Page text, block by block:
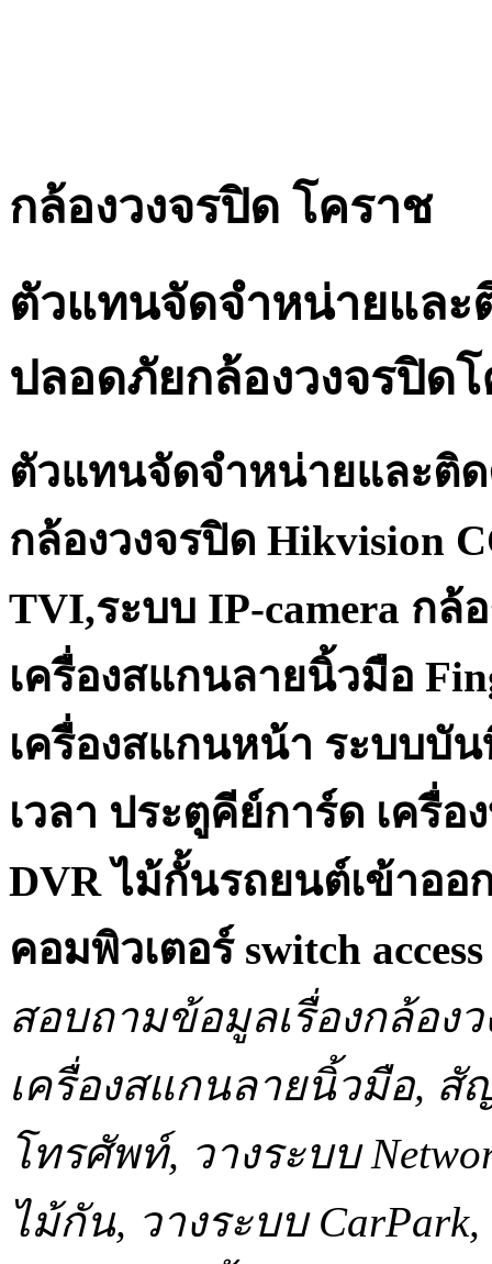
กล้องวงจรปิด โคราช
ตัวแทนจัดจำหน่ายและ
ปลอดภัยกล้องวงจรปิด
ตัวแทนจัดจำหน่ายและติ
กล้องวงจรปิด Hikvision
TVI,ระบบ IP-camera กล้
เครื่องสแกนลายนิ้วมือ
เครื่องสแกนหน้า ระบบบัน
เวลา ประตูคีย์การ์ด เครื่
DVR ไม้กั้นรถยนต์เข้าออ
คอมพิวเตอร์ switch
สอบถามข้อมูลเรื่องกล้อง
เครื่องสแกนลายนิ้วมือ,
โทรศัพท์, วางระบบ
ไม้กัน, วางระบบ